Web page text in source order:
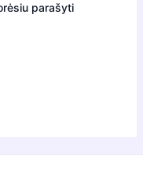
parašyti